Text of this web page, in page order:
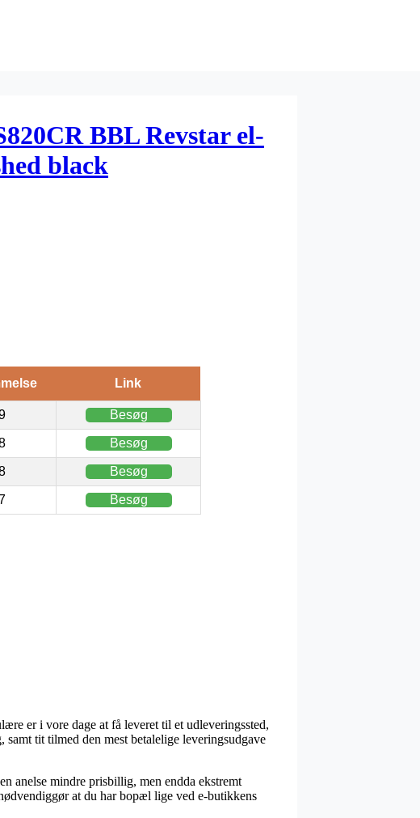
BBL Revstar el-
black
Link
Besøg
Besøg
Besøg
Besøg
er i vore dage at få leveret til et udleveringssted,
tit tilmed den mest betalelige leveringsudgave
anelse mindre prisbillig, men endda ekstremt
at du har bopæl lige ved e-butikkens